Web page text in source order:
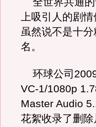
上吸引人的剧
虽然说不是十
名。
环球公司
VC-1/1080p
Master Audio
花絮收录了删